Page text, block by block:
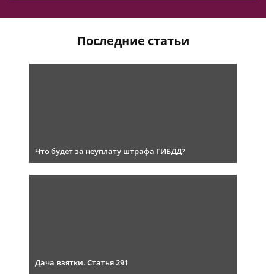
Последние статьи
Что будет за неуплату штрафа ГИБДД?
Дача взятки. Статья 291